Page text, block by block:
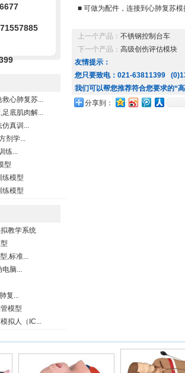
心肺复苏...
足底肌肉解...
仿真训...
剂学...
练...
型
练模型
练模型
教学系统
,标准...
电脑...
复...
模型
拟人（IC...
■ 可做为配件，连接到心肺复苏
上一个产品： 不锈钢控制台车
下一个产品： 高级创伤评估模块
友情提示：
您只要致电：021-63811399
我们可以帮您推荐符合您要求的“
分享到：